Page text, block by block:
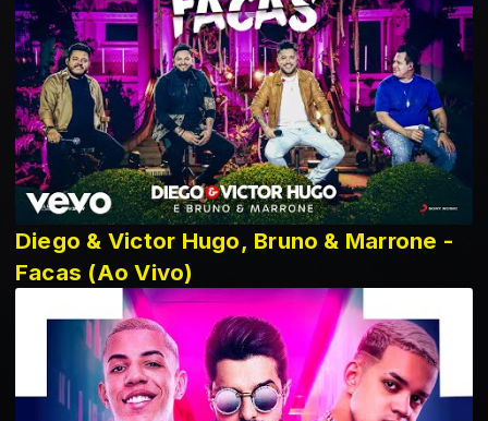
Diego & Victor Hugo, Bruno & Marrone -
Facas (Ao Vivo)